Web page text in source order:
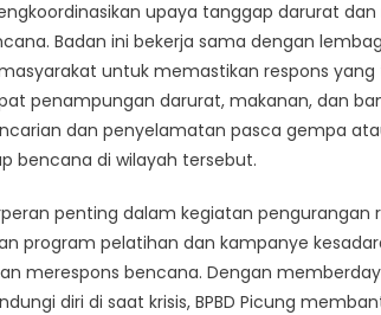
upaya tanggap darurat
Badan ini bekerja sama dengan
untuk memastikan respons yang
penampungan darurat, makanan, dan
dan penyelamatan pasca gempa
bencana di wilayah tersebut.
penting dalam kegiatan pengurangan
program pelatihan dan kampanye
merespons bencana. Dengan
diri di saat krisis, BPBD Picung